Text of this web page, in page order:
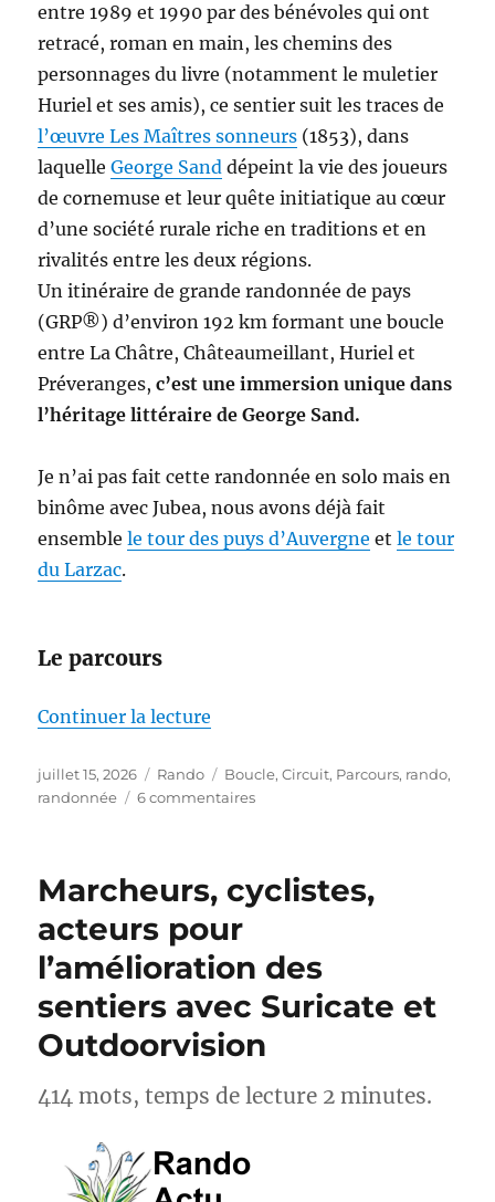
entre 1989 et 1990 par des bénévoles qui ont
retracé, roman en main, les chemins des
personnages du livre (notamment le muletier
Huriel et ses amis), ce sentier suit les traces de
l’œuvre Les Maîtres sonneurs (1853), dans
laquelleGeorge Sand dépeint la vie des joueurs
de cornemuse et leur quête initiatique au cœur
d’une société rurale riche en traditions et en
rivalités entre les deux régions.
Un itinéraire de grande randonnée de pays
(GRP®) d’environ 192 km formant une boucle
entre La Châtre, Châteaumeillant, Huriel et
Préveranges,c’est une immersion unique dans
l’héritage littéraire de George Sand.
Je n’ai pas fait cette randonnée en solo mais en
binôme avec Jubea, nous avons déjà fait
ensemblele tour des puys d’Auvergne etle tour
du Larzac.
Le parcours
Continuer la lecture
Publié
le
juillet 15, 2026 Catégories
Rando Étiquettes
Boucle,Circuit, Parcours, rando,
randonnée
6 commentairessur
sur
des
Maîtres
Sonneurs
Marcheurs, cyclistes,
acteurs pour
l’amélioration des
sentiers avec Suricate et
Outdoorvision
414 mots, temps de lecture 2 minutes.